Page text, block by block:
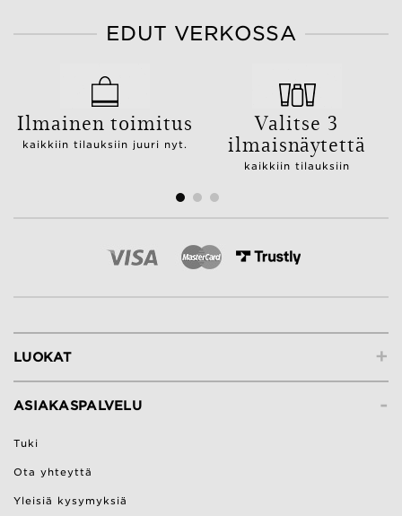
EDUT VERKOSSA
Ilmainen toimitus
kaikkiin tilauksiin juuri nyt.
Valitse 3
ilmaisnäytettä
kaikkiin tilauksiin
+
LUOKAT
-
ASIAKASPALVELU
Tuki
Ota yhteyttä
Yleisiä kysymyksiä